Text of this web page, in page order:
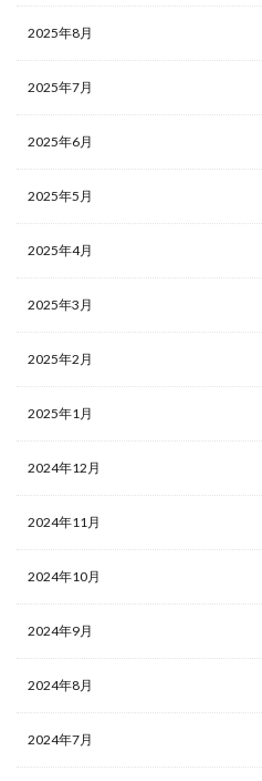
2025年8月
2025年7月
2025年6月
2025年5月
2025年4月
2025年3月
2025年2月
2025年1月
2024年12月
2024年11月
2024年10月
2024年9月
2024年8月
2024年7月